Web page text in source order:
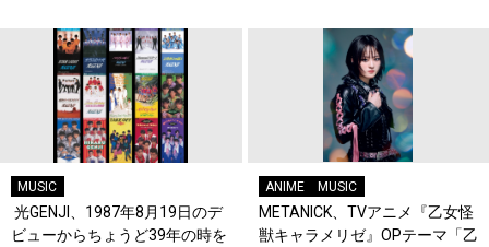
MUSIC
光GENJI、1987年8月19日のデ
ビューからちょうど39年の時を
ANIME MUSIC
METANICK、TVアニメ『乙女怪
獣キャラメリゼ』OPテーマ「乙